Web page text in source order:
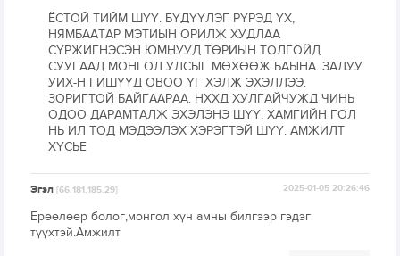
ЁСТОЙ ТИЙМ ШҮҮ. БҮДҮҮЛЭГ РҮРЭД ҮХ,
НЯМБААТАР МЭТИЫН ОРИЛЖ ХУДЛАА
СҮРЖИГНЭСЭН ЮМНУУД ТӨРИЫН ТОЛГОЙД
СУУГААД МОНГОЛ УЛСЫГ МӨХӨӨЖ БАЫНА. ЗАЛУУ
УИХ-Н ГИШҮҮД ОВОО ҮГ ХЭЛЖ ЭХЭЛЛЭЭ.
ЗОРИГТОЙ БАЙГААРАА. НХХД ХУЛГАЙЧУЖД ЧИНЬ
ОДОО ДАРАМТАЛЖ ЭХЭЛЭНЭ ШҮҮ. ХАМГИЙН ГОЛ
НЬ ИЛ ТОД МЭДЭЭЛЭХ ХЭРЭГТЭЙ ШҮҮ. АМЖИЛТ
ХҮСЬЕ
Эгэл[66.181.185.29] 2025-01-05 20:26:46
Eрөөлөөр болог,монгол хүн амны билгээр гэдэг
түүхтэй.Амжилт